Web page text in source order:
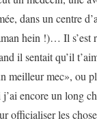
dans un centre
hein !)… Il s’est
il sentait qu’il
meilleur mec», ou
encore un long
officialiser les